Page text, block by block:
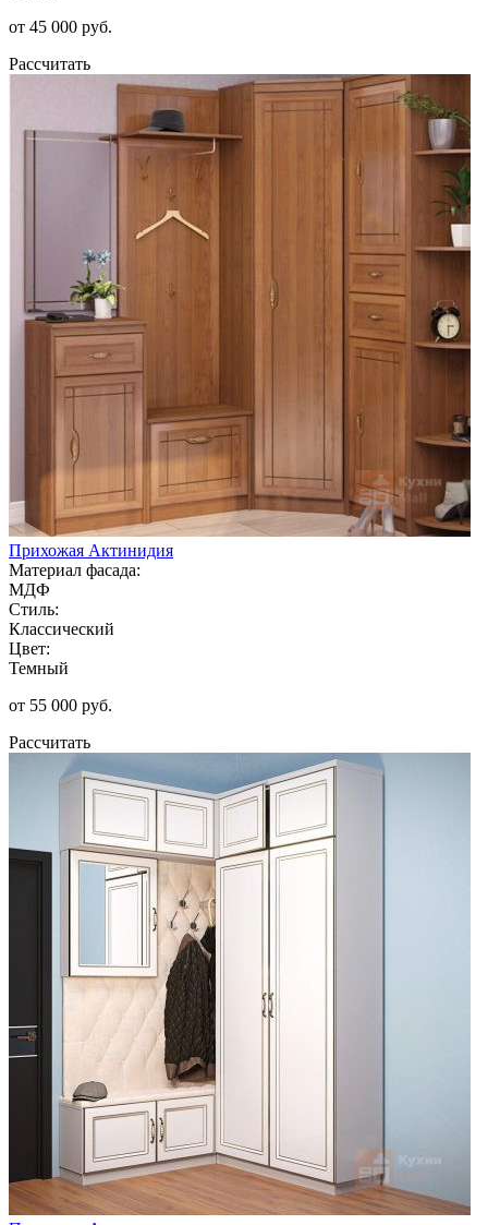
от 45 000 руб.
Рассчитать
Прихожая Актинидия
Материал фасада:
МДФ
Стиль:
Классический
Цвет:
Темный
от 55 000 руб.
Рассчитать